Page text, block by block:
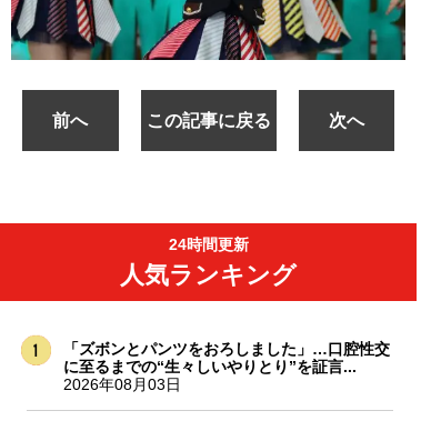
前へ この記事に戻る 次へ
24時間更新
人気ランキング
「ズボンとパンツをおろしました」…口腔性交
に至るまでの“生々しいやりとり”を証言...
2026年08月03日